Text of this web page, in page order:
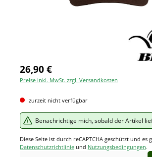
26,90 €
Preise inkl. MwSt. zzgl. Versandkosten
zurzeit nicht verfügbar
Benachrichtige mich, sobald der Artikel
Diese Seite ist durch reCAPTCHA geschützt und es
Datenschutzrichtlinie und Nutzungsbedingungen.